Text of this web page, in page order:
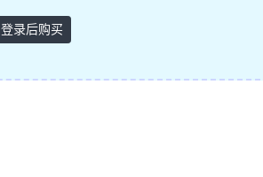
登录后购买